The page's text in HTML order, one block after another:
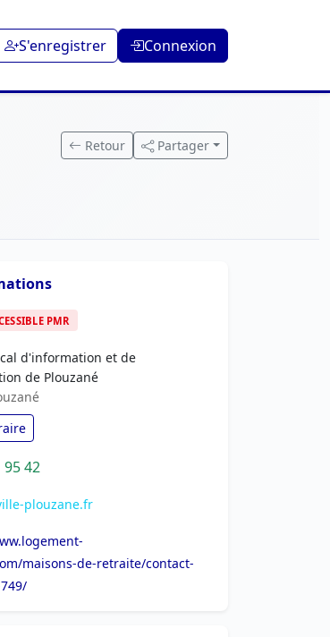
S'enregistrer Connexion
Retour Partager
PMR
d'information et de
de Plouzané
95 42
plouzane.fr
maisons-de-retraite/contact-